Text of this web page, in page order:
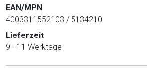
EAN/MPN
4003311552103 / 5134210
Lieferzeit
9 - 11 Werktage